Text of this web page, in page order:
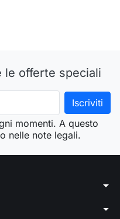
le offerte speciali
momenti. A questo
nelle note legali.
arrow_drop_down
arrow_drop_down